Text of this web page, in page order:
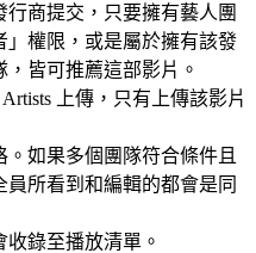
商提交，只要擁有藝人團
」權限，或是屬於擁有該發
皆可推薦這部影片。
上傳，只有上傳該影片
如果多個團隊符合條件且
所看到和編輯的都會是同
錄至播放清單。